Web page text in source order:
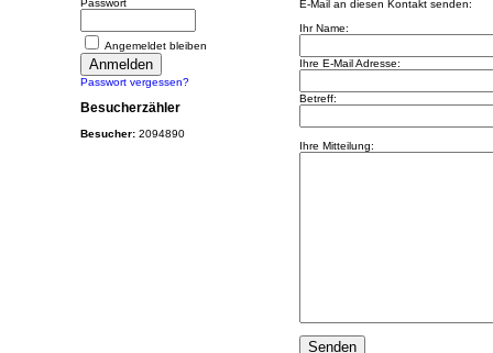
Passwort
Angemeldet bleiben
Passwort vergessen?
Besucherzähler
Besucher:2094890
E-Mail an diesen Kontakt senden:
Ihr Name:
Ihre E-Mail Adresse:
Betreff:
Ihre Mitteilung: